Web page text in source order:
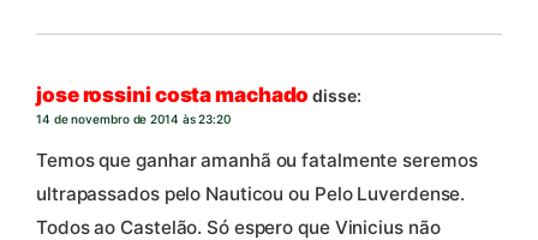
jose rossini costa machado disse:
14 de novembro de 2014 às 23:20
Temos que ganhar amanhã ou fatalmente seremos
ultrapassados pelo Nauticou ou Pelo Luverdense.
Todos ao Castelão. Só espero que Vinicius não